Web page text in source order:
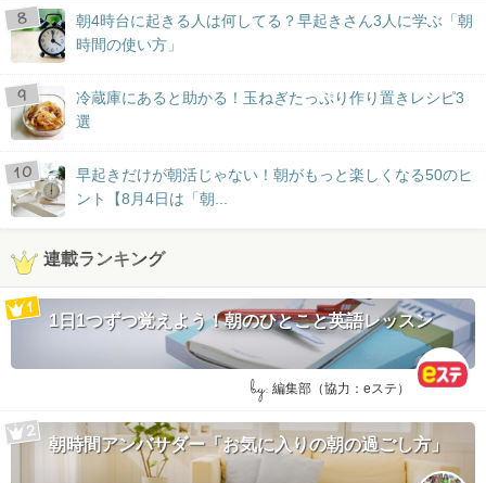
朝4時台に起きる人は何してる？早起きさん3人に学ぶ「朝
時間の使い方」
冷蔵庫にあると助かる！玉ねぎたっぷり作り置きレシピ3
選
早起きだけが朝活じゃない！朝がもっと楽しくなる50のヒ
ント【8月4日は「朝...
連載ランキング
1日1つずつ覚えよう！朝のひとこと英語レッスン
by: 編集部（協力：eステ）
朝時間アンバサダー「お気に入りの朝の過ごし方」